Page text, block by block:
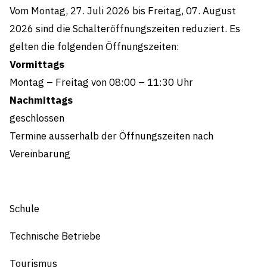
Persönlichkeitsschutzes nur eine neutrale
Ansicht der Mole und des Hafens ohne
Nahaufnahmen.
Vom Montag, 27. Juli 2026 bis Freitag, 07. August
2026 sind die Schalteröffnungszeiten reduziert. Es
gelten die folgenden Öffnungszeiten:
Vormittags
Montag – Freitag von 08:00 – 11:30 Uhr
Nachmittags
geschlossen
Termine ausserhalb der Öffnungszeiten nach
Vereinbarung
Schule
Technische Betriebe
Tourismus